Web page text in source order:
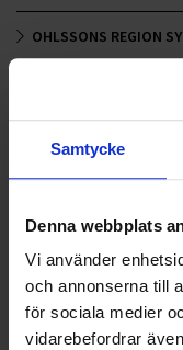
Samtycke
Denna webbplats
Vi använder
och annonserna till
för sociala medier
vidarebefordrar
OHLSSONS REGION
RENHÅLLNING
SAMARBETEN
SOCIALT ANSVAR
VELLINGE